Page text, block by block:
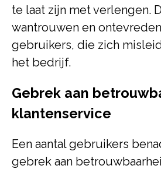
te laat zijn met verlengen.
wantrouwen en
gebruikers, die zich
het bedrijf.
Gebrek aan
klantenservice
Een aantal gebruikers
gebrek aan